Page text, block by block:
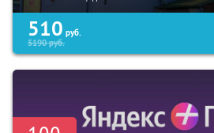
510 руб.
5190руб.